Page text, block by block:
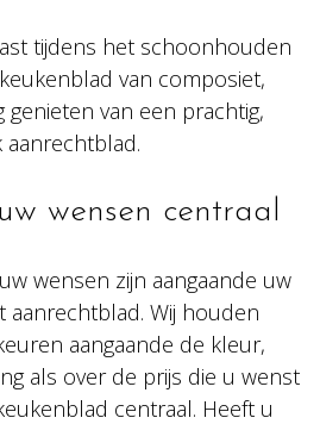
tijdens het schoonhouden
van composiet,
van een prachtig,
aanrechtblad.
wensen centraal
wensen zijn aangaande uw
aanrechtblad. Wij houden
aangaande de kleur,
als over de prijs die u wenst
centraal. Heeft u